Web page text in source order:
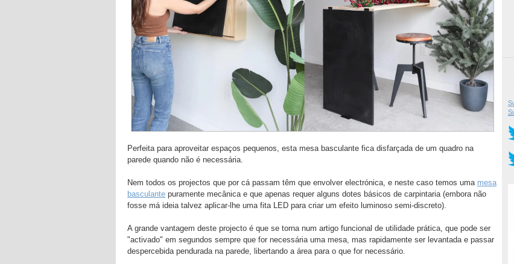
Perfeita para aproveitar espaços pequenos, esta mesa basculante fica disfarçada de um quadro na
parede quando não é necessária.
Nem todos os projectos que por cá passam têm que envolver electrónica, e neste caso temos uma mesa
basculante puramente mecânica e que apenas requer alguns dotes básicos de carpintaria (embora não
fosse má ideia talvez aplicar-lhe uma fita LED para criar um efeito luminoso semi-discreto).
A grande vantagem deste projecto é que se torna num artigo funcional de utilidade prática, que pode ser
"activado" em segundos sempre que for necessária uma mesa, mas rapidamente ser levantada e passar
despercebida pendurada na parede, libertando a área para o que for necessário.